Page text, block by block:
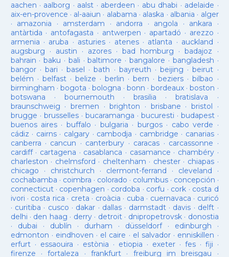
aachen · aalborg · aalst · aberdeen · abu dhabi · adelaide ·
aix-en-provence · al-aaiun · alabama · alaska · albania · alger
· amazonia · amsterdam · andorra · angola · ankara ·
antàrtida · antofagasta · antwerpen · apartadó · arezzo ·
armenia · aruba · asturies· atenes· atlanta · auckland ·
augsburg · austin · azores·bad homburg ·badajoz ·
bahrain ·baku · bali ·baltimore ·bangalore · bangladesh ·
bangor· bari ·basel ·bath · bayreuth ·beijing ·beirut ·
belém · belfast· belize · berlin ·bern ·beziers ·bilbao ·
birmingham · bogota · bologna ·bonn ·bordeaux ·boston ·
botswana · bournemouth ·brasilia ·bratislava ·
braunschweig · bremen ·brighton · brisbane · bristol ·
brugge · brusselles· bucaramanga · bucuresti · budapest·
buenos aires· buffalo · bulgaria · burgos· cabo verde ·
cádiz · cairns· calgary · cambodja · cambridge · canarias·
canberra · cancun · canterbury · caracas · carcassonne ·
cardiff· cartagena · casablanca · casamance · chambéry·
charleston · chelmsford · cheltenham · chester· chiapas ·
chicago · christchurch · clermont-ferrand · cleveland ·
cochabamba · coimbra · colorado · columbus· concepción ·
connecticut· copenhagen · cordoba · corfu · cork · costa d
ivori · costa rica · creta · croàcia · cuba · cuernavaca · curicó
· curitiba · cusco · dakar · dallas · darmstadt· davis · delft ·
delhi · den haag · derry· detroit· dnipropetrovsk· donostia
· dubai · dublín · durham · düsseldorf· edinburgh ·
edmonton · eindhoven · el caire · el salvador · enniskillen ·
erfurt· essaouira · estònia · etiopia · exeter· fes· fiji ·
firenze ·fortaleza · frankfurt· freiburg im breisgau ·